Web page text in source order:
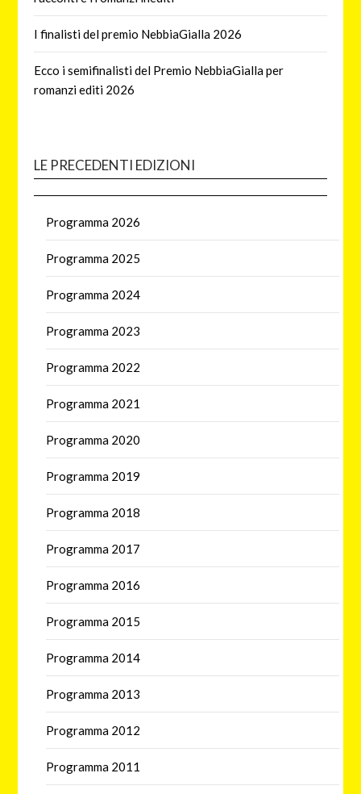
I finalisti del premio NebbiaGialla 2026
Ecco i semifinalisti del Premio NebbiaGialla per
romanzi editi 2026
LE PRECEDENTI EDIZIONI
Programma 2026
Programma 2025
Programma 2024
Programma 2023
Programma 2022
Programma 2021
Programma 2020
Programma 2019
Programma 2018
Programma 2017
Programma 2016
Programma 2015
Programma 2014
Programma 2013
Programma 2012
Programma 2011